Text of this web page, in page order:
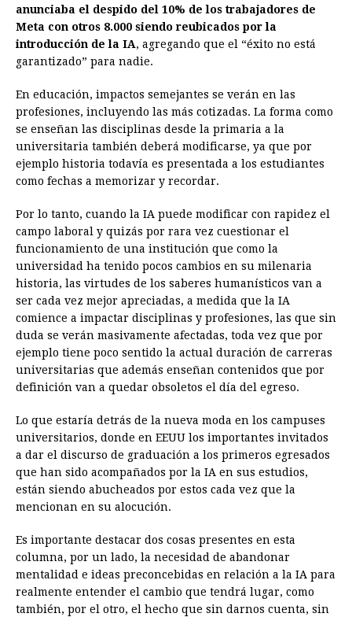
anunciaba el despido del 10% de los trabajadores de
Meta con otros 8.000 siendo reubicados por la
introducción de la IA, agregando que el “éxito no está
garantizado” para nadie.
En educación, impactos semejantes se verán en las
profesiones, incluyendo las más cotizadas. La forma como
se enseñan las disciplinas desde la primaria a la
universitaria también deberá modificarse, ya que por
ejemplo historia todavía es presentada a los estudiantes
como fechas a memorizar y recordar.
Por lo tanto, cuando la IA puede modificar con rapidez el
campo laboral y quizás por rara vez cuestionar el
funcionamiento de una institución que como la
universidad ha tenido pocos cambios en su milenaria
historia, las virtudes de los saberes humanísticos van a
ser cada vez mejor apreciadas, a medida que la IA
comience a impactar disciplinas y profesiones, las que sin
duda se verán masivamente afectadas, toda vez que por
ejemplo tiene poco sentido la actual duración de carreras
universitarias que además enseñan contenidos que por
definición van a quedar obsoletos el día del egreso.
Lo que estaría detrás de la nueva moda en los campuses
universitarios, donde en EEUU los importantes invitados
a dar el discurso de graduación a los primeros egresados
que han sido acompañados por la IA en sus estudios,
están siendo abucheados por estos cada vez que la
mencionan en su alocución.
Es importante destacar dos cosas presentes en esta
columna, por un lado, la necesidad de abandonar
mentalidad e ideas preconcebidas en relación a la IA para
realmente entender el cambio que tendrá lugar, como
también, por el otro, el hecho que sin darnos cuenta, sin